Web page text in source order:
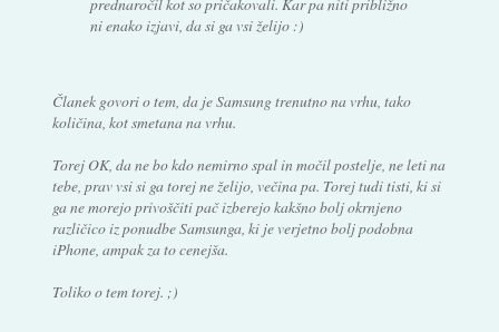
ni enako izjavi, da si ga vsi želijo :)
Članek govori o tem, da je Samsung trenutno na vrhu, tako
količina, kot smetana na vrhu.
Torej OK, da ne bo kdo nemirno spal in močil postelje, ne leti na
tebe, prav vsi si ga torej ne želijo, večina pa. Torej tudi tisti, ki si
ga ne morejo privoščiti pač izberejo kakšno bolj okrnjeno
različico iz ponudbe Samsunga, ki je verjetno bolj podobna
iPhone, ampak za to cenejša.
Toliko o tem torej. ;)